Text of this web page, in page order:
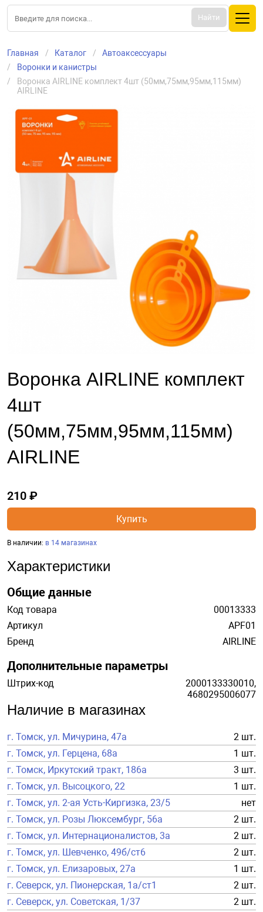
Найти
Главная Каталог
Aвтоаксессуары
Воронки и канистры
Воронка AIRLINE комплект 4шт (50мм,75мм,95мм,115мм)
AIRLINE
Воронка AIRLINE комплект
4шт
(50мм,75мм,95мм,115мм)
AIRLINE
210 ₽
Купить
В наличии: в 14 магазинах
Характеристики
Общие данные
Код товара
00013333
Артикул
APF01
Бренд
AIRLINE
Дополнительные параметры
Штрих-код
2000133330010,
4680295006077
Наличие в магазинах
г. Томск, ул. Мичурина, 47а
2 шт.
г. Томск, ул. Герцена, 68а
1 шт.
г. Томск, Иркутский тракт, 186а
3 шт.
г. Томск, ул. Высоцкого, 22
1 шт.
г. Томск, ул. 2-ая Усть-Киргизка, 23/5
нет
г. Томск, ул. Розы Люксембург, 56а
2 шт.
г. Томск, ул. Интернационалистов, 3а
2 шт.
г. Томск, ул. Шевченко, 49б/ст6
2 шт.
г. Томск, ул. Елизаровых, 27а
1 шт.
г. Северск, ул. Пионерская, 1а/ст1
2 шт.
г. Северск, ул. Советская, 1/37
2 шт.